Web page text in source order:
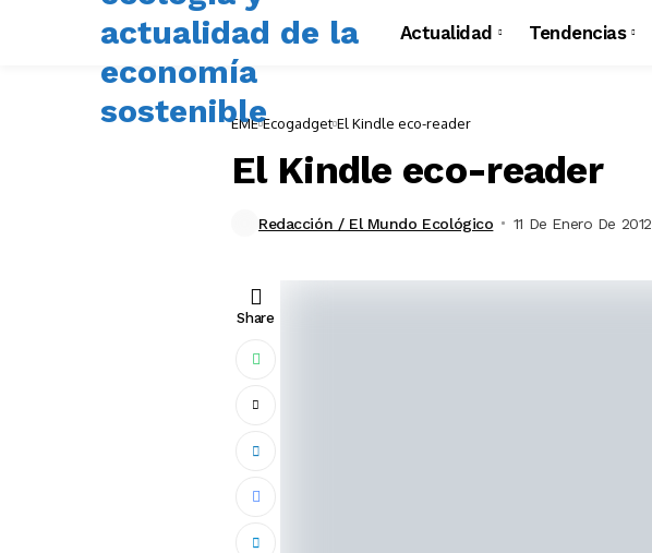
Actualidad Tendencias
EME Ecogadget El Kindle eco-reader
El Kindle eco-reader
Redacción / El Mundo Ecológico 11 De Enero De 2012
Share